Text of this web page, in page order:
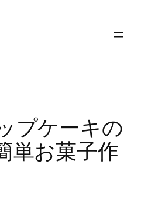
プケーキの
単お菓子作